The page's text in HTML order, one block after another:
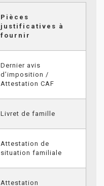
Pièces
justificatives à
fournir
Dernier avis
d’imposition /
Attestation CAF
Livret de famille
Attestation de
situation familiale
Attestation